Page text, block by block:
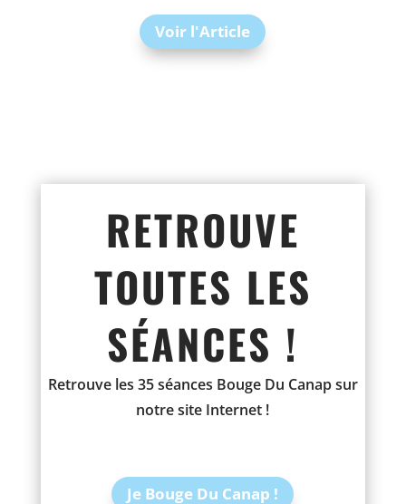
Voir l'Article
RETROUVE
TOUTES LES
SÉANCES !
Retrouve les 35 séances Bouge Du Canap sur
notre site Internet !
Je Bouge Du Canap !